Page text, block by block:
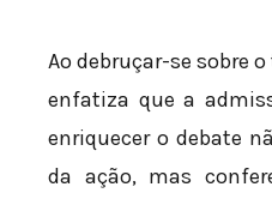
Ao debruçar-se sobre
enfatiza que a
enriquecer o debate
da ação, mas